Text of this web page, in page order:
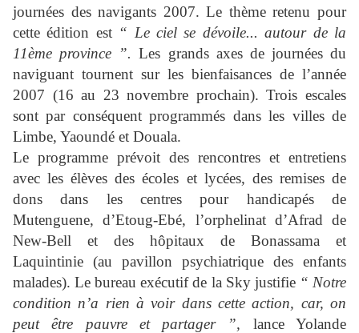
journées des navigants 2007. Le thème retenu pour
cette édition est “ Le ciel se dévoile... autour de la
11ème province ”. Les grands axes de journées du
naviguant tournent sur les bienfaisances de l’année
2007 (16 au 23 novembre prochain). Trois escales
sont par conséquent programmés dans les villes de
Limbe, Yaoundé et Douala.
Le programme prévoit des rencontres et entretiens
avec les élèves des écoles et lycées, des remises de
dons dans les centres pour handicapés de
Mutenguene, d’Etoug-Ebé, l’orphelinat d’Afrad de
New-Bell et des hôpitaux de Bonassama et
Laquintinie (au pavillon psychiatrique des enfants
malades). Le bureau exécutif de la Sky justifie “ Notre
condition n’a rien à voir dans cette action, car, on
peut être pauvre et partager ”, lance Yolande